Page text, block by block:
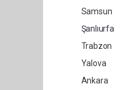
Samsun
Şanlıurfa
Trabzon
Yalova
Ankara